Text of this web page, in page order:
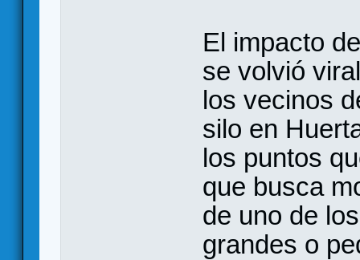
El impacto
se volvió
los vecinos
silo en
los puntos
que busca
de uno de
grandes o